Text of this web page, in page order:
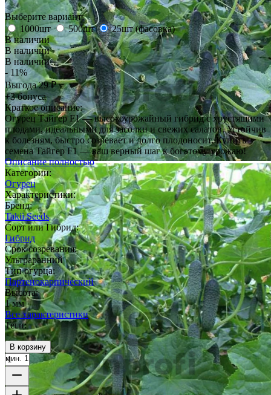
Выберите вариант:
1000шт
500шт
25шт (фасовка)
В наличии
В наличии
В наличии
- 11%
Выгода29 ₽
+3 бонуса
Краткое описание:
Огурец Тайгер F1 — высокоурожайный гибрид с хрустящими
плодами, идеальными для засолки и свежих салатов. Устойчив
к болезням, быстро созревает и долго плодоносит. Купить
семена Тайгер F1 — ваш верный шаг к богатому урожаю!
Описание полностью
Категории:
Огурец
Характеристики:
Бренд:
Takii Seeds
Сорт или Гибрид:
Гибрид
Срок созревания:
Ультраранний
Тип огурца:
Партенокарпический
Высота:
1 мм
Все характеристики
Теги:
В корзину
мин. 1